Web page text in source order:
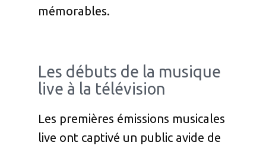
mémorables.
Les débuts de la musique
live à la télévision
Les premières émissions musicales
live ont captivé un public avide de